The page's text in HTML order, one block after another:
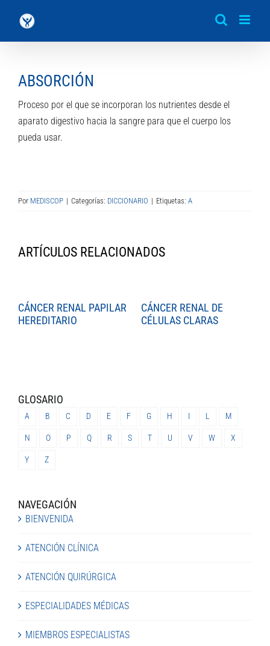
contenido
ABSORCIÓN
Proceso por el que se incorporan los nutrientes desde el
aparato digestivo hacia la sangre para que el cuerpo los
pueda usar.
Por MEDISCOP | Categorías: DICCIONARIO | Etiquetas: A
ARTÍCULOS RELACIONADOS
CÁNCER RENAL PAPILAR
HEREDITARIO
CÁNCER RENAL DE
CÉLULAS CLARAS
GLOSARIO
A B C D E F G H I L M
N O P Q R S T U V W X
Y Z
NAVEGACIÓN
BIENVENIDA
ATENCIÓN CLÍNICA
ATENCIÓN QUIRÚRGICA
ESPECIALIDADES MÉDICAS
MIEMBROS ESPECIALISTAS